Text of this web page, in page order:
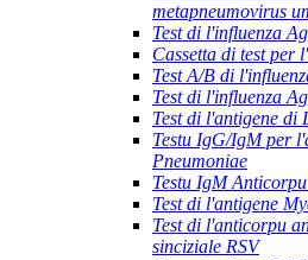
metapneumovirus
Test di l'influenza
Cassetta di test per
Test A/B di
Test di l'influenza
Test di l'antigene di
Testu IgG/IgM per
Pneumoniae
Testu IgM
Test di l'antigene
Test di l'anticorpu
sinciziale RSV